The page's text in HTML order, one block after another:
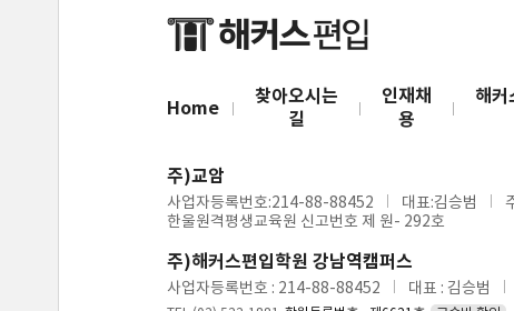
Home
찾아오시는
길
인재채
용
해커
주)교암
사업자등록번호:214-88-88452 대표:김승범
한울원격평생교육원 신고번호 제 원- 292호
주)해커스편입학원 강남역캠퍼스
사업자등록번호 : 214-88-88452 대표 : 김승범